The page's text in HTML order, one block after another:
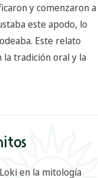
y comenzaron a
este apodo, lo
Este relato
la tradición oral y la
en la mitología